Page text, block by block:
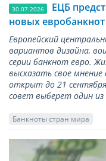
30.07.2026
ЕЦБ
новых евробанкнот
Европейский
вариантов дизайна,
серии банкнот евро.
высказать свое
открыт до 21
совет выберет один из
Банкноты стран мира